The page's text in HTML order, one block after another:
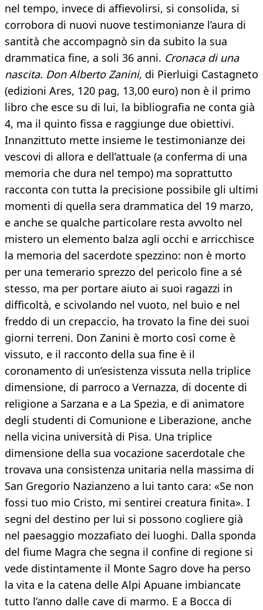
nel tempo, invece di affievolirsi, si consolida, si
corrobora di nuovi nuove testimonianze l’aura di
santità che accompagnò sin da subito la sua
drammatica fine, a soli 36 anni. Cronaca di una
nascita. Don Alberto Zanini, di Pierluigi Castagneto
(edizioni Ares, 120 pag, 13,00 euro) non è il primo
libro che esce su di lui, la bibliografia ne conta già
4, ma il quinto fissa e raggiunge due obiettivi.
Innanzittuto mette insieme le testimonianze dei
vescovi di allora e dell’attuale (a conferma di una
memoria che dura nel tempo) ma soprattutto
racconta con tutta la precisione possibile gli ultimi
momenti di quella sera drammatica del 19 marzo,
e anche se qualche particolare resta avvolto nel
mistero un elemento balza agli occhi e arricchisce
la memoria del sacerdote spezzino: non è morto
per una temerario sprezzo del pericolo fine a sé
stesso, ma per portare aiuto ai suoi ragazzi in
difficoltà, e scivolando nel vuoto, nel buio e nel
freddo di un crepaccio, ha trovato la fine dei suoi
giorni terreni. Don Zanini è morto così come è
vissuto, e il racconto della sua fine è il
coronamento di un’esistenza vissuta nella triplice
dimensione, di parroco a Vernazza, di docente di
religione a Sarzana e a La Spezia, e di animatore
degli studenti di Comunione e Liberazione, anche
nella vicina università di Pisa. Una triplice
dimensione della sua vocazione sacerdotale che
trovava una consistenza unitaria nella massima di
San Gregorio Nazianzeno a lui tanto cara: «Se non
fossi tuo mio Cristo, mi sentirei creatura finita». I
segni del destino per lui si possono cogliere già
nel paesaggio mozzafiato dei luoghi. Dalla sponda
del fiume Magra che segna il confine di regione si
vede distintamente il Monte Sagro dove ha perso
la vita e la catena delle Alpi Apuane imbiancate
tutto l’anno dalle cave di marmo. E a Bocca di